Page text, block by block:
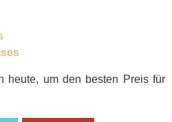
heute, um den besten Preis für